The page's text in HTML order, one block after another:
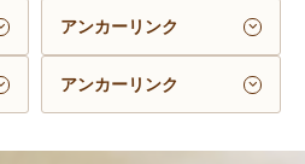
アンカーリンク
アンカーリンク